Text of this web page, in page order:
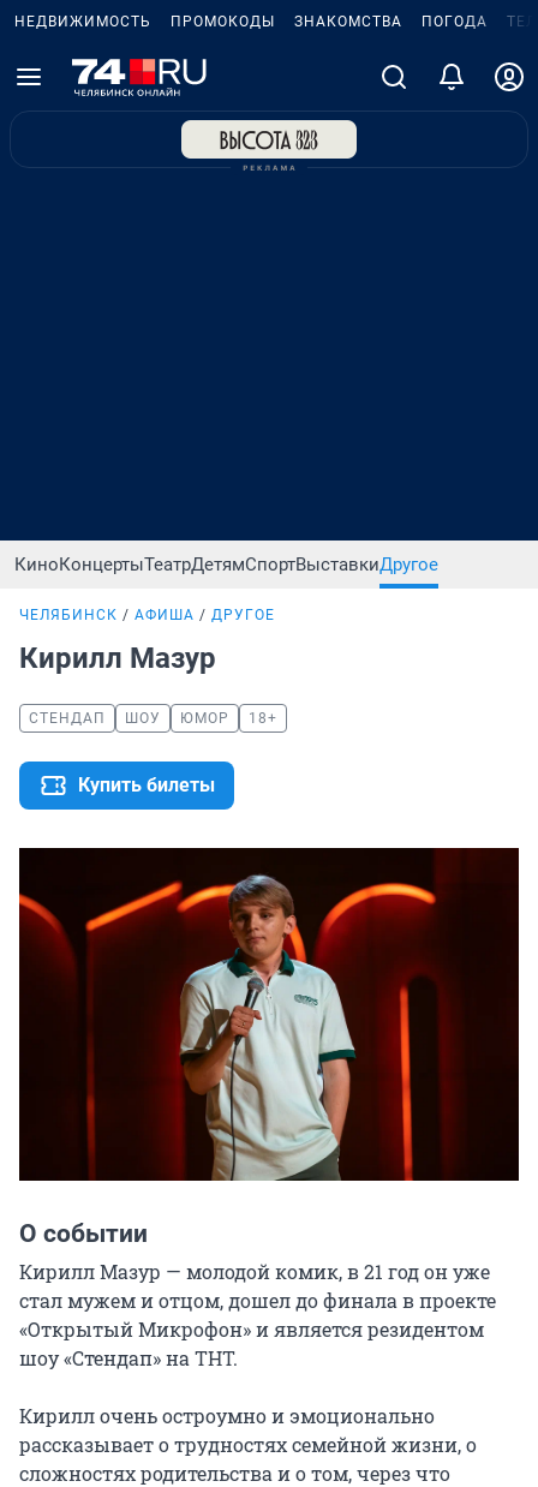
НЕДВИЖИМОСТЬ ПРОМОКОДЫ ЗНАКОМСТВА ПОГОДА
КиноКонцертыТеатрДетямСпортВыставкиДругое
ЧЕЛЯБИНСК АФИША ДРУГОЕ
Кирилл Мазур
СТЕНДАП ШОУ ЮМОР 18+
Купить билеты
О событии
Кирилл Мазур — молодой комик, в 21 год он уже
стал мужем и отцом, дошел до финала в проекте
«Открытый Микрофон» и является резидентом
шоу «Стендап» на ТНТ.
Кирилл очень остроумно и эмоционально
рассказывает о трудностях семейной жизни, о
сложностях родительства и о том, через что